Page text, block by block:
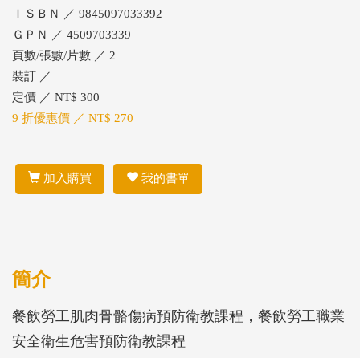
ＩＳＢＮ ／ 9845097033392
ＧＰＮ ／ 4509703339
頁數/張數/片數 ／ 2
裝訂 ／
定價 ／ NT$ 300
9 折優惠價 ／ NT$ 270
加入購買 我的書單
簡介
餐飲勞工肌肉骨骼傷病預防衛教課程，餐飲勞工職業
安全衛生危害預防衛教課程